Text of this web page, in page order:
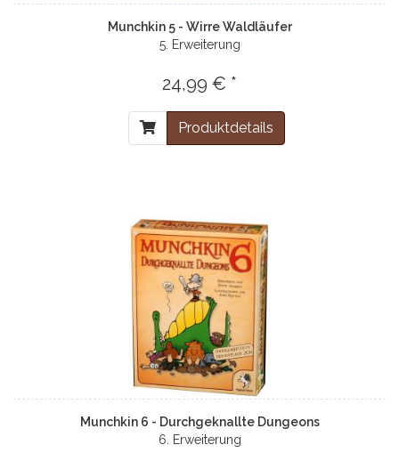
Munchkin 5 - Wirre Waldläufer
5. Erweiterung
24,99 € *
Produktdetails
Munchkin 6 - Durchgeknallte Dungeons
6. Erweiterung